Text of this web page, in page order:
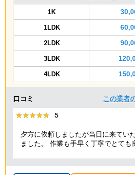
1K
1LDK
2LDK
3LDK
4LDK
口コミ この業者
★★★★★
★★★★★ 5
夕方に依頼しましたが当日に来てい
ました。 作業も手早く丁寧でとても
り金額以上の追加料金もありません